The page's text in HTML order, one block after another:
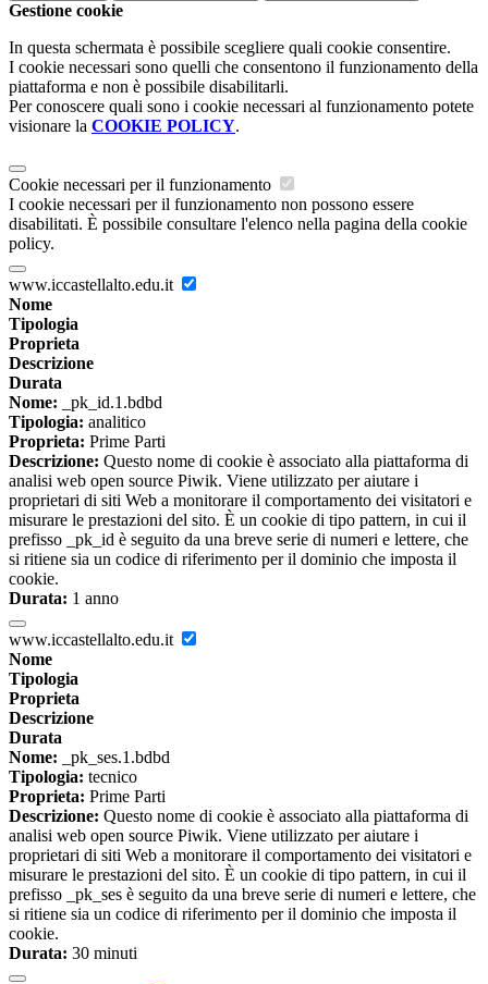
Gestione cookie
In questa schermata è possibile scegliere quali cookie consentire.
I cookie necessari sono quelli che consentono il funzionamento della
piattaforma e non è possibile disabilitarli.
Per conoscere quali sono i cookie necessari al funzionamento potete
visionare la COOKIE POLICY.
Cookie necessari per il funzionamento
I cookie necessari per il funzionamento non possono essere
disabilitati. È possibile consultare l'elenco nella pagina della cookie
policy.
www.iccastellalto.edu.it
Nome
Tipologia
Proprieta
Descrizione
Durata
Nome: _pk_id.1.bdbd
Tipologia: analitico
Proprieta: Prime Parti
Descrizione: Questo nome di cookie è associato alla piattaforma di
analisi web open source Piwik. Viene utilizzato per aiutare i
proprietari di siti Web a monitorare il comportamento dei visitatori e
misurare le prestazioni del sito. È un cookie di tipo pattern, in cui il
prefisso _pk_id è seguito da una breve serie di numeri e lettere, che
si ritiene sia un codice di riferimento per il dominio che imposta il
cookie.
Durata: 1 anno
www.iccastellalto.edu.it
Nome
Tipologia
Proprieta
Descrizione
Durata
Nome: _pk_ses.1.bdbd
Tipologia: tecnico
Proprieta: Prime Parti
Descrizione: Questo nome di cookie è associato alla piattaforma di
analisi web open source Piwik. Viene utilizzato per aiutare i
proprietari di siti Web a monitorare il comportamento dei visitatori e
misurare le prestazioni del sito. È un cookie di tipo pattern, in cui il
prefisso _pk_ses è seguito da una breve serie di numeri e lettere, che
si ritiene sia un codice di riferimento per il dominio che imposta il
cookie.
Durata: 30 minuti